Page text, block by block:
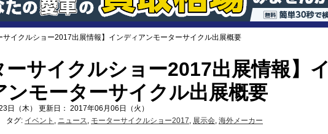
サイクルショー2017出展情報】インディアンモーターサイクル出展概要
ーサイクルショー2017出展情報】イ
ンモーターサイクル出展概要
日（木） 更新日： 2017年06月06日（火）
タグ: イベント , ニュース, モーターサイクルショー2017, 展示会, 海外メーカー